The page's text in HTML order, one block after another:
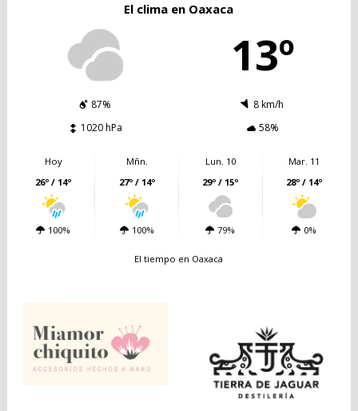
El clima en Oaxaca
13º
87%
8 km/h
1020 hPa
58%
Hoy
26º / 14º
100%
Mñn.
27º / 14º
100%
Lun. 10
29º / 15º
79%
Mar. 11
28º / 14º
0%
El tiempo en Oaxaca